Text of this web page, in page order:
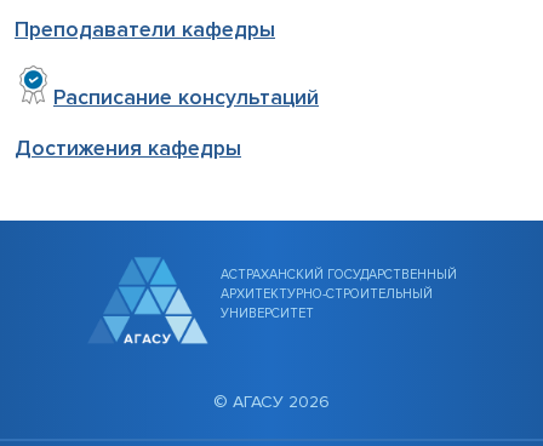
Преподаватели кафедры
Расписание консультаций
Достижения кафедры
АСТРАХАНСКИЙ ГОСУДАРСТВЕННЫЙ
АРХИТЕКТУРНО-СТРОИТЕЛЬНЫЙ
УНИВЕРСИТЕТ
© АГАСУ 2026